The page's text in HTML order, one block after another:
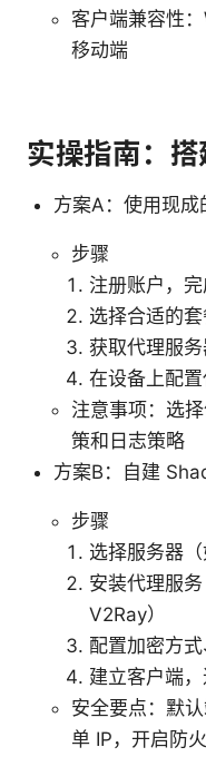
客户端兼容性
移动端
实操指南：
方案A：使用现成
步骤
注册账户，
选择合适的
获取代理服
在设备上配
注意事项：选
策和日志策略
方案B：自建
步骤
选择服务器
安装代理服
V2Ray）
配置加密方
建立客户端
安全要点：默
单 IP，开启防